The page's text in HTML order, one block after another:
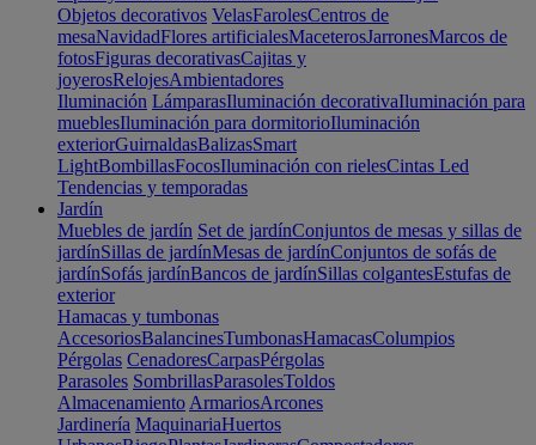
Objetos decorativos VelasFarolesCentros de
mesaNavidadFlores artificialesMaceterosJarronesMarcos de
fotosFiguras decorativasCajitas y
joyerosRelojesAmbientadores
Iluminación LámparasIluminación decorativaIluminación para
mueblesIluminación para dormitorioIluminación
exteriorGuirnaldasBalizasSmart
LightBombillasFocosIluminación con rielesCintas Led
Tendencias y temporadas
Jardín
Muebles de jardín Set de jardínConjuntos de mesas y sillas de
jardínSillas de jardínMesas de jardínConjuntos de sofás de
jardínSofás jardínBancos de jardínSillas colgantesEstufas de
exterior
Hamacas y tumbonas
AccesoriosBalancinesTumbonasHamacasColumpios
Pérgolas CenadoresCarpasPérgolas
Parasoles SombrillasParasolesToldos
Almacenamiento ArmariosArcones
Jardinería MaquinariaHuertos